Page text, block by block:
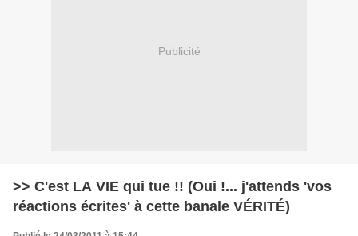
Publicité
>> C'est LA VIE qui tue !! (Oui !... j'attends 'vos
réactions écrites' à cette banale VÉRITÉ)